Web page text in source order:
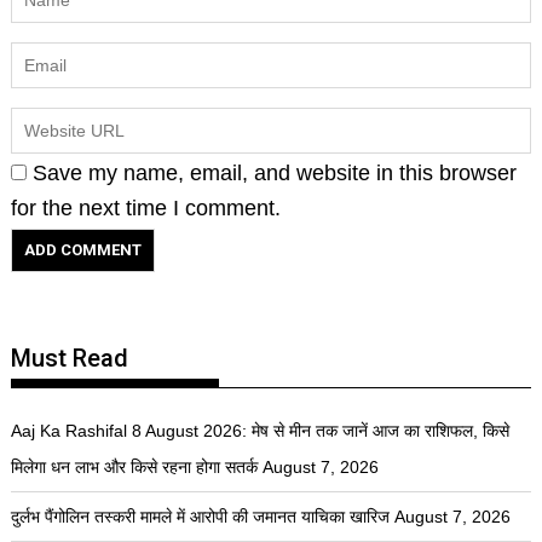
Save my name, email, and website in this browser
for the next time I comment.
Must Read
Aaj Ka Rashifal 8 August 2026: मेष से मीन तक जानें आज का राशिफल, किसे
मिलेगा धन लाभ और किसे रहना होगा सतर्क August 7, 2026
दुर्लभ पैंगोलिन तस्करी मामले में आरोपी की जमानत याचिका खारिज August 7, 2026